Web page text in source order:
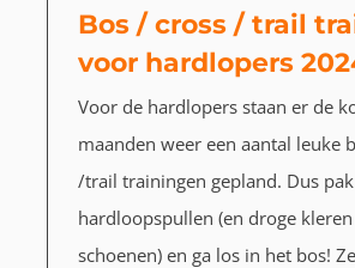
Bos / cross / trail
voor hardlopers
Voor de hardlopers staan er de
maanden weer een aantal leuke
/trail trainingen gepland. Dus
hardloopspullen (en droge
schoenen) en ga los in het bos!